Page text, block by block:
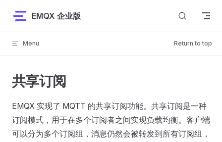
Skip to content
EMQX 企业版
Menu Return to top
共享订阅
EMQX 实现了 MQTT 的共享订阅功能。共享订阅是一种
订阅模式，用于在多个订阅者之间实现负载均衡。客户端
可以分为多个订阅组，消息仍然会被转发到所有订阅组，